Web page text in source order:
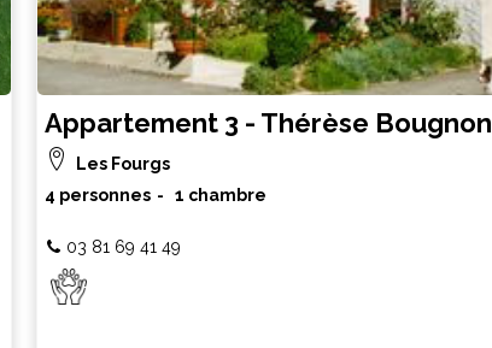
Appartement 3 - Thérèse Bougnon
Les Fourgs
4 personnes
1 chambre
03 81 69 41 49